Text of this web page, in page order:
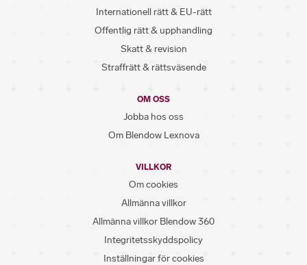
Internationell rätt & EU-rätt
Offentlig rätt & upphandling
Skatt & revision
Straffrätt & rättsväsende
OM OSS
Jobba hos oss
Om Blendow Lexnova
VILLKOR
Om cookies
Allmänna villkor
Allmänna villkor Blendow 360
Integritetsskyddspolicy
Inställningar för cookies